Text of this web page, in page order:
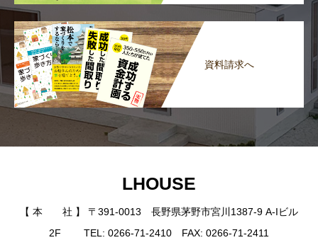
資料請求へ
LHOUSE
【 本 社 】 〒391-0013 長野県茅野市宮川1387-9 A-Iビル
2F TEL: 0266-71-2410 FAX: 0266-71-2411